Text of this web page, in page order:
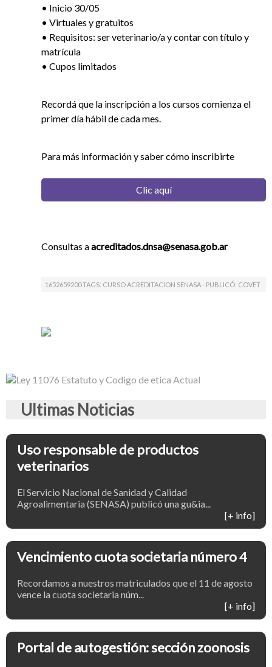
• Inicio 30/05
• Virtuales y gratuitos
• Requisitos: ser veterinario/a y contar con título y
matrícula
• Cupos limitados
Recordá que la inscripción a los cursos comienza el
primer día hábil de cada mes.
Para más información y saber cómo inscribirte
Clic aquí
Consultas aacreditados.dnsa@senasa.gob.ar
1652659200 TAGS: CURSO ACREDITACION SENASA - PUBLICÓ: COVET
Ultimas Noticias
Uso responsable de productos
veterinarios
El Servicio Nacional de Sanidad y Calidad
Agroalimentaria (SENASA) publicó una gu&ia...
[+ info]
Vencimiento cuota societaria número 4
Recordamos a nuestros matriculados que el 11 de agosto
vence la cuota societaria núm...
[+ info]
Portal de autogestión: sección zoonosis